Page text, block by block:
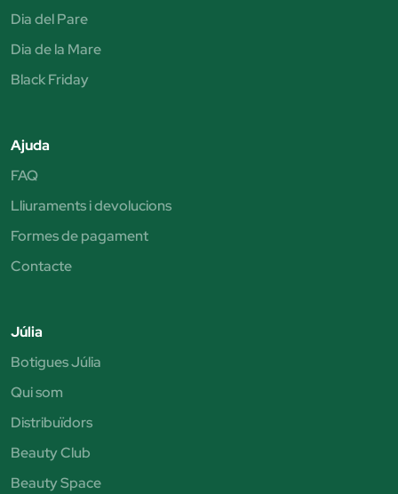
Dia del Pare
Dia de la Mare
Black Friday
Ajuda
FAQ
Lliuraments i devolucions
Formes de pagament
Contacte
Júlia
Botigues Júlia
Qui som
Distribuïdors
Beauty Club
Beauty Space